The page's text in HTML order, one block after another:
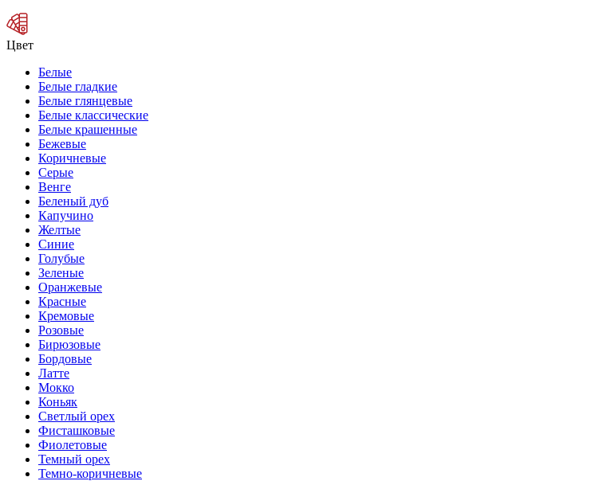
Цвет
Белые
Белые гладкие
Белые глянцевые
Белые классические
Белые крашенные
Бежевые
Коричневые
Серые
Венге
Беленый дуб
Капучино
Желтые
Синие
Голубые
Зеленые
Оранжевые
Красные
Кремовые
Розовые
Бирюзовые
Бордовые
Латте
Мокко
Коньяк
Светлый орех
Фисташковые
Фиолетовые
Темный орех
Темно-коричневые